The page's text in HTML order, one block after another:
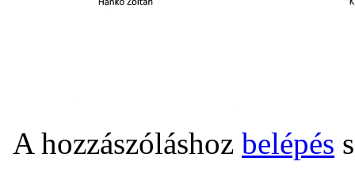
A hozzászóláshoz belépés